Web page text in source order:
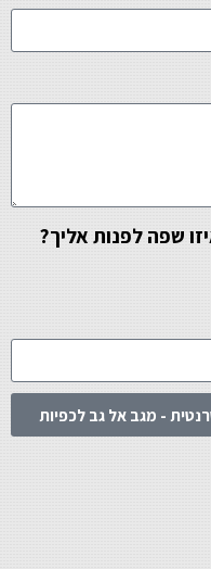
שפה לפנות אליך?
- מגב אל גב לכפיות